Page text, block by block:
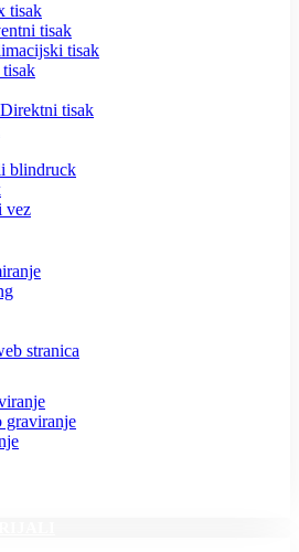
tisak
tisak
tisak
tisak
blindruck
vez
stranica
graviranje